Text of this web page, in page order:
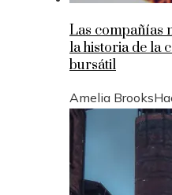
Las compañías
la historia de la
bursátil
Amelia Brooks